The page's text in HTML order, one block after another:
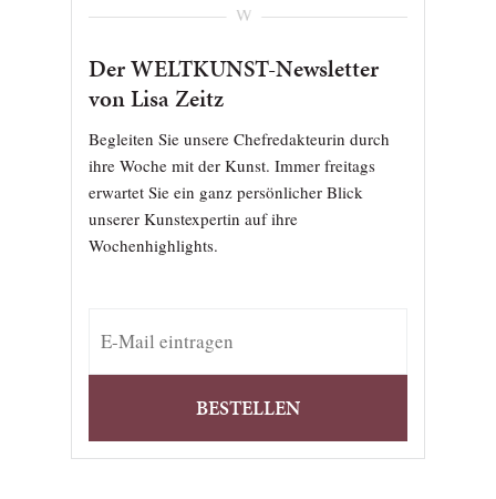
Der WELTKUNST-Newsletter
von Lisa Zeitz
Begleiten Sie unsere Chefredakteurin durch
ihre Woche mit der Kunst. Immer freitags
erwartet Sie ein ganz persönlicher Blick
unserer Kunstexpertin auf ihre
Wochenhighlights.
BESTELLEN